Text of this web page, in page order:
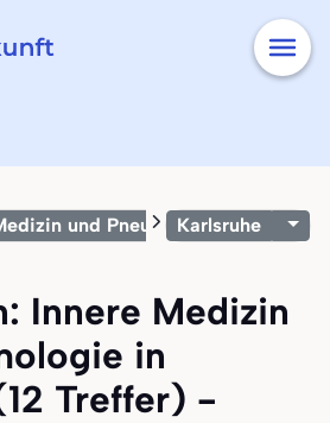
und PneumologieKarlsruhe
Innere Medizin
in
Treffer) -